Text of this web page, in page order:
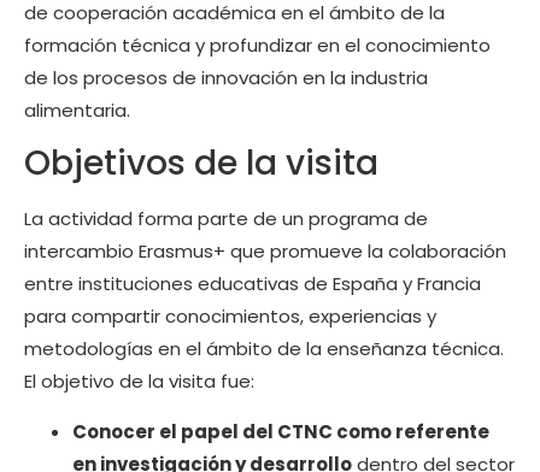
de cooperación académica en el ámbito de la
formación técnica y profundizar en el conocimiento
de los procesos de innovación en la industria
alimentaria.
Objetivos de la visita
La actividad forma parte de un programa de
intercambio Erasmus+ que promueve la colaboración
entre instituciones educativas de España y Francia
para compartir conocimientos, experiencias y
metodologías en el ámbito de la enseñanza técnica.
El objetivo de la visita fue:
Conocer el papel del CTNC como referente
en investigación y desarrollodentro del sector